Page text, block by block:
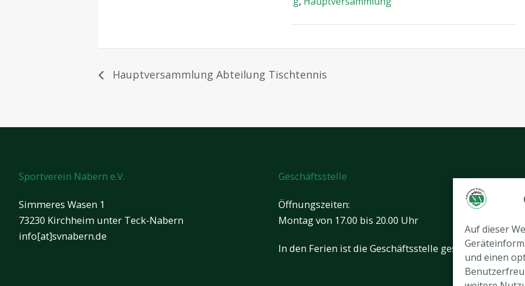
Auf dieser
und einen
Hauptversammlung Abteilung Tischtennis
Sportverein Nabern e.V.
Simmeres Wasen 1
73230 Kirchheim unter Teck-Nabern
info[at]svnabern.de
Geschäftsstelle
Öffnungszeiten:
Montag von 17.00 bis 20.00 Uhr
In den Ferien ist die Geschäftsstelle geschlossen.